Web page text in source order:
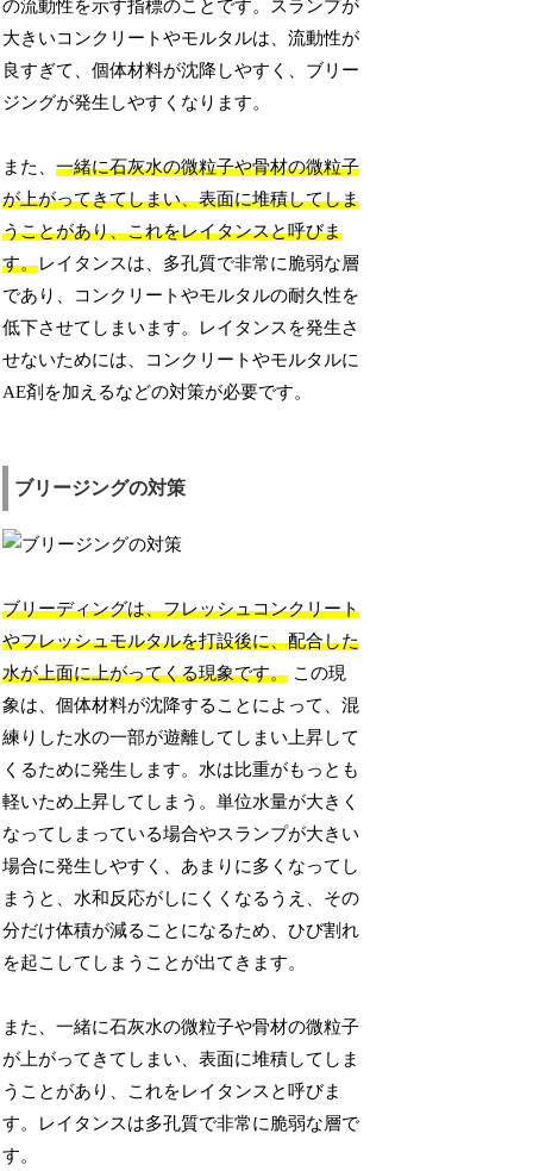
の流動性を示す指標のことです。スランプが
大きいコンクリートやモルタルは、流動性が
良すぎて、個体材料が沈降しやすく、ブリー
ジングが発生しやすくなります。
また、一緒に石灰水の微粒子や骨材の微粒子
が上がってきてしまい、表面に堆積してしま
うことがあり、これをレイタンスと呼びま
す。レイタンスは、多孔質で非常に脆弱な層
であり、コンクリートやモルタルの耐久性を
低下させてしまいます。レイタンスを発生さ
せないためには、コンクリートやモルタルに
AE剤を加えるなどの対策が必要です。
ブリージングの対策
ブリーディングは、フレッシュコンクリート
やフレッシュモルタルを打設後に、配合した
水が上面に上がってくる現象です。 この現
象は、個体材料が沈降することによって、混
練りした水の一部が遊離してしまい上昇して
くるために発生します。水は比重がもっとも
軽いため上昇してしまう。単位水量が大きく
なってしまっている場合やスランプが大きい
場合に発生しやすく、あまりに多くなってし
まうと、水和反応がしにくくなるうえ、その
分だけ体積が減ることになるため、ひび割れ
を起こしてしまうことが出てきます。
また、一緒に石灰水の微粒子や骨材の微粒子
が上がってきてしまい、表面に堆積してしま
うことがあり、これをレイタンスと呼びま
す。レイタンスは多孔質で非常に脆弱な層で
す。